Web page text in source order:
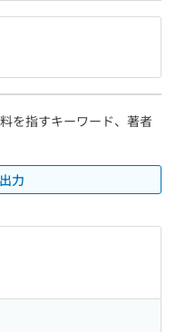
を指すキーワード、著者
力